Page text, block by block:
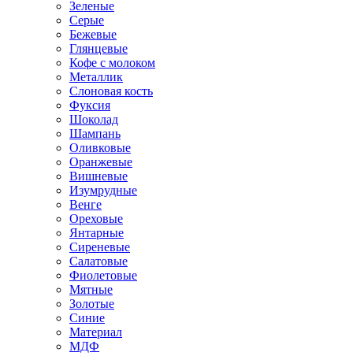
Зеленые
Серые
Бежевые
Глянцевые
Кофе с молоком
Металлик
Слоновая кость
Фуксия
Шоколад
Шампань
Оливковые
Оранжевые
Вишневые
Изумрудные
Венге
Ореховые
Янтарные
Сиреневые
Салатовые
Фиолетовые
Мятные
Золотые
Синие
Материал
МДФ